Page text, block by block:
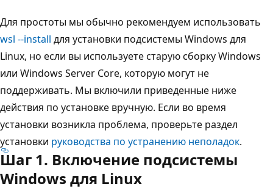
Для простоты мы обычно рекомендуем использовать
wsl --install для установки подсистемы Windows для
Linux, но если вы используете старую сборку Windows
или Windows Server Core, которую могут не
поддерживать. Мы включили приведенные ниже
действия по установке вручную. Если во время
установки возникла проблема, проверьте раздел
установки руководства по устранению неполадок.
Шаг 1. Включение подсистемы
Windows для Linux